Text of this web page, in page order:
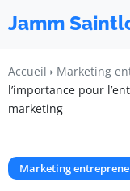
Jamm
Accueil
Marketing
l’importance pour
marketing
Marketing